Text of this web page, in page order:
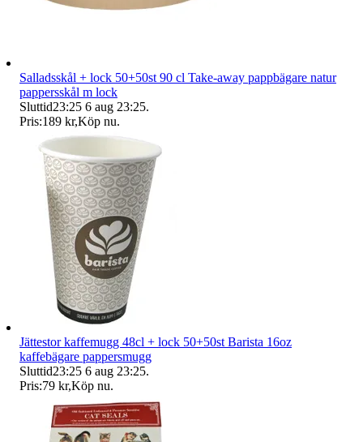
Salladsskål + lock 50+50st 90 cl Take-away pappbägare natur
pappersskål m lock
Sluttid23:25 6 aug 23:25.
Pris:189 kr,Köp nu.
Jättestor kaffemugg 48cl + lock 50+50st Barista 16oz
kaffebägare pappersmugg
Sluttid23:25 6 aug 23:25.
Pris:79 kr,Köp nu.